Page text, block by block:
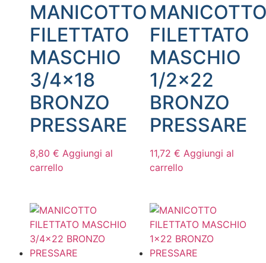
MANICOTTO
FILETTATO
MASCHIO
3/4×18
BRONZO
PRESSARE
8,80 € Aggiungi al
carrello
FILETTATO
MASCHIO
1/2×22
BRONZO
PRESSARE
11,72 € Aggiungi al
carrello